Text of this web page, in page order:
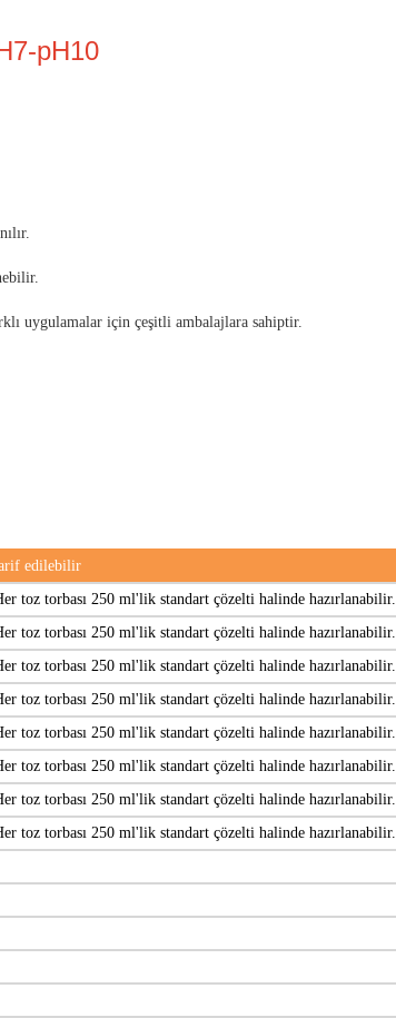
pH10
uygulamalar için çeşitli ambalajlara sahiptir.
edilebilir
toz torbası 250 ml'lik standart çözelti halinde hazırlanabilir.
toz torbası 250 ml'lik standart çözelti halinde hazırlanabilir.
toz torbası 250 ml'lik standart çözelti halinde hazırlanabilir.
toz torbası 250 ml'lik standart çözelti halinde hazırlanabilir.
toz torbası 250 ml'lik standart çözelti halinde hazırlanabilir.
toz torbası 250 ml'lik standart çözelti halinde hazırlanabilir.
toz torbası 250 ml'lik standart çözelti halinde hazırlanabilir.
toz torbası 250 ml'lik standart çözelti halinde hazırlanabilir.